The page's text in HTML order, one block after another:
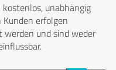
unabhängig
erfolgen
und sind weder